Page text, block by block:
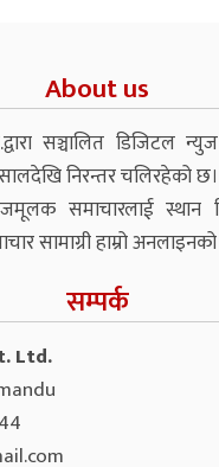
About us
सञ्चालित डिजिटल
निरन्तर चलिरहेको छ।
समाचारलाई स्थान
सामाग्री हाम्रो अनलाइनको
सम्पर्क
Ltd.